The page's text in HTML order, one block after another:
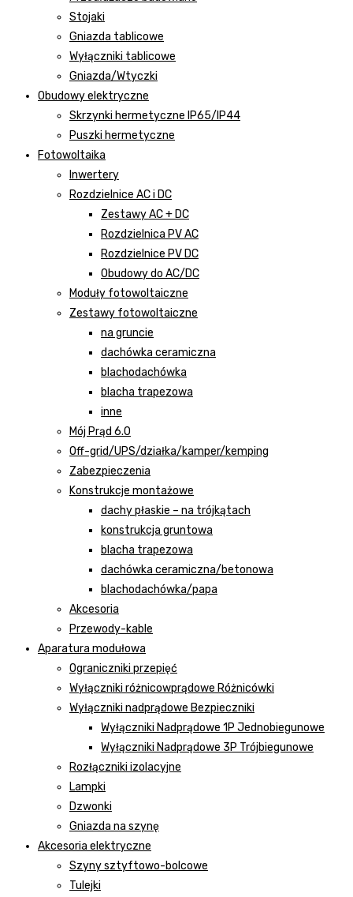
Stojaki
Gniazda tablicowe
Wyłączniki tablicowe
Gniazda/Wtyczki
Obudowy elektryczne
Skrzynki hermetyczne IP65/IP44
Puszki hermetyczne
Fotowoltaika
Inwertery
Rozdzielnice AC i DC
Zestawy AC + DC
Rozdzielnica PV AC
Rozdzielnice PV DC
Obudowy do AC/DC
Moduły fotowoltaiczne
Zestawy fotowoltaiczne
na gruncie
dachówka ceramiczna
blachodachówka
blacha trapezowa
inne
Mój Prąd 6.0
Off-grid/UPS/działka/kamper/kemping
Zabezpieczenia
Konstrukcje montażowe
dachy płaskie – na trójkątach
konstrukcja gruntowa
blacha trapezowa
dachówka ceramiczna/betonowa
blachodachówka/papa
Akcesoria
Przewody-kable
Aparatura modułowa
Ograniczniki przepięć
Wyłączniki różnicowprądowe Różnicówki
Wyłączniki nadprądowe Bezpieczniki
Wyłączniki Nadprądowe 1P Jednobiegunowe
Wyłączniki Nadprądowe 3P Trójbiegunowe
Rozłączniki izolacyjne
Lampki
Dzwonki
Gniazda na szynę
Akcesoria elektryczne
Szyny sztyftowo-bolcowe
Tulejki